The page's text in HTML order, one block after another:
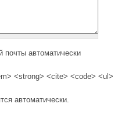
почты автоматически
<strong> <cite> <code> <ul>
автоматически.